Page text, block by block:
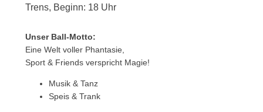
Trens, Beginn: 18 Uhr
Unser Ball-Motto:
Eine Welt voller Phantasie,
Sport & Friends verspricht Magie!
Musik & Tanz
Speis & Trank